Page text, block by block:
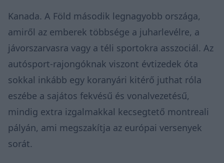
Kanada. A Föld második legnagyobb országa,
amiről az emberek többsége a juharlevélre, a
jávorszarvasra vagy a téli sportokra asszociál. Az
autósport-rajongóknak viszont évtizedek óta
sokkal inkább egy koranyári kitérő juthat róla
eszébe a sajátos fekvésű és vonalvezetésű,
mindig extra izgalmakkal kecsegtető montreali
pályán, ami megszakítja az európai versenyek
sorát.